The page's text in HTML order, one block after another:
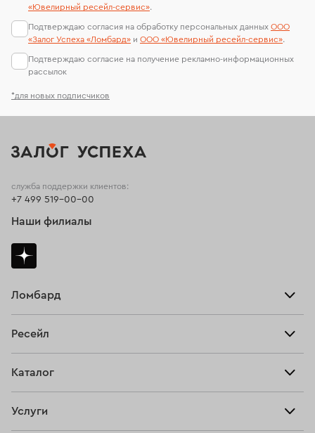
*для новых подписчиков
«Ювелирный ресейл-сервиc».
Подтверждаю согласия на обработку персональных данных ООО
«Залог Успеха «Ломбард» и ООО «Ювелирный ресейл-сервиc».
Подтверждаю согласие на получение рекламно-информационных
рассылок
Ломбард
Тарифы
Ресейл
Купить
Каталог
Услуги
служба поддержки клиентов:
+7 499 519-00-00
Наши филиалы